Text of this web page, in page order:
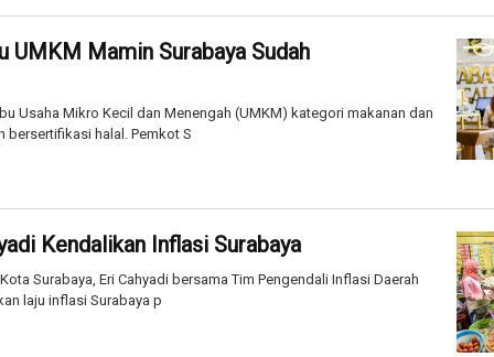
UMKM Mamin Surabaya Sudah
Usaha Mikro Kecil dan Menengah (UMKM) kategori makanan dan
bersertifikasi halal. Pemkot S
Kendalikan Inflasi Surabaya
Surabaya, Eri Cahyadi bersama Tim Pengendali Inflasi Daerah
laju inflasi Surabaya p